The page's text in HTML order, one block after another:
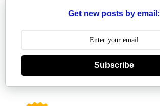
Get new posts by email:
Subscribe